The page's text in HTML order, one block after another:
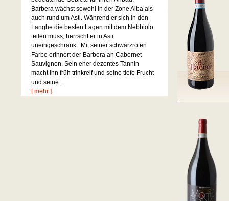
Barbera wächst sowohl in der Zone Alba als
auch rund um Asti. Während er sich in den
Langhe die besten Lagen mit dem Nebbiolo
teilen muss, herrscht er in Asti
uneingeschränkt. Mit seiner schwarzroten
Farbe erinnert der Barbera an Cabernet
Sauvignon. Sein eher dezentes Tannin
macht ihn früh trinkreif und seine tiefe Frucht
und seine ...
[ mehr ]